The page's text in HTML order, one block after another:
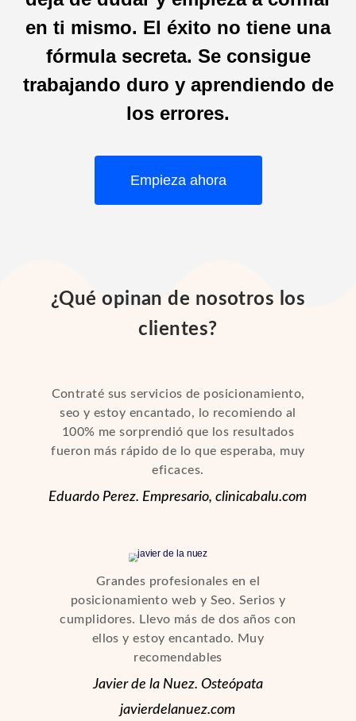
en ti mismo. El éxito no tiene una
fórmula secreta. Se consigue
trabajando duro y aprendiendo de
los errores.
Empieza ahora
¿Qué opinan de nosotros los
clientes?
Contraté sus servicios de posicionamiento,
seo y estoy encantado, lo recomiendo al
100% me sorprendió que los resultados
fueron más rápido de lo que esperaba, muy
eficaces.
Eduardo Perez. Empresario, clinicabalu.com
Grandes profesionales en el
posicionamiento web y Seo. Serios y
cumplidores. Llevo más de dos años con
ellos y estoy encantado. Muy
recomendables
Javier de la Nuez. Osteópata
javierdelanuez.com